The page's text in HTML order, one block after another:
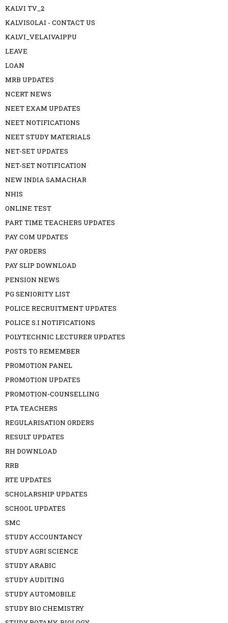
KALVI TV_2
KALVISOLAI - CONTACT US
KALVI_VELAIVAIPPU
LEAVE
LOAN
MRB UPDATES
NCERT NEWS
NEET EXAM UPDATES
NEET NOTIFICATIONS
NEET STUDY MATERIALS
NET-SET UPDATES
NET-SET NOTIFICATION
NEW INDIA SAMACHAR
NHIS
ONLINE TEST
PART TIME TEACHERS UPDATES
PAY COM UPDATES
PAY ORDERS
PAY SLIP DOWNLOAD
PENSION NEWS
PG SENIORITY LIST
POLICE RECRUITMENT UPDATES
POLICE S.I NOTIFICATIONS
POLYTECHNIC LECTURER UPDATES
POSTS TO REMEMBER
PROMOTION PANEL
PROMOTION UPDATES
PROMOTION-COUNSELLING
PTA TEACHERS
REGULARISATION ORDERS
RESULT UPDATES
RH DOWNLOAD
RRB
RTE UPDATES
SCHOLARSHIP UPDATES
SCHOOL UPDATES
SMC
STUDY ACCOUNTANCY
STUDY AGRI SCIENCE
STUDY ARABIC
STUDY AUDITING
STUDY AUTOMOBILE
STUDY BIO CHEMISTRY